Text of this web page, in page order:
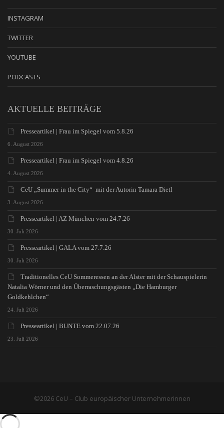
INSTAGRAM
TWITTER
YOUTUBE
PODCASTS
AKTUELLE BEITRÄGE
Presseartikel | Frau im Spiegel vom 5.8.26
6. August 2026
Presseartikel | Frau im Spiegel vom 4.8.26
4. August 2026
CeU „Summer in the City“ mit der Autorin Tamara Dietl
3. August 2026
Presseartikel | AZ München vom 24.7.26
30. Juli 2026
Presseartikel | GALA vom 27.7.26
30. Juli 2026
Traditionelles CeU Sommeressen an der Alster mit der Schauspielerin
Natalia Wörner und den Überraschungsgästen „Die Hamburger
Goldkehlchen“
24. Juli 2026
Presseartikel | BUNTE vom 22.07.26
23. Juli 2026
©2026 CeU – Club europäischer Unternehmerinnen